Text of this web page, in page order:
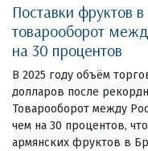
Поставки фруктов
товарооборот
на 30 процентов
В 2025 году объём
долларов после
Товарооборот между
чем на 30 процентов,
армянских фруктов в